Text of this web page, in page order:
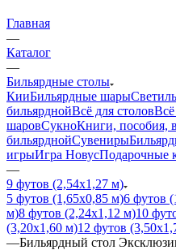
Главная
—
Каталог
—
Бильярдные столы
КииБильярдные шары
бильярднойВсё для столовВсё
шаровСукноКниги, пособия,
бильярднойСувениры
игрыИгра НовусПодарочные
—
9 футов (2,54х1,27 м)
5 футов (1,65х0,85 м)6 футов
м)8 футов (2,24х1,12 м)10
(3,20х1,60 м)12 футов
—Бильярдный стол